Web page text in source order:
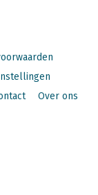
Over ons